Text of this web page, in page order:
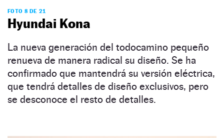
FOTO 8 DE 21
Hyundai Kona
La nueva generación del todocamino pequeño
renueva de manera radical su diseño. Se ha
confirmado que mantendrá su versión eléctrica,
que tendrá detalles de diseño exclusivos, pero
se desconoce el resto de detalles.